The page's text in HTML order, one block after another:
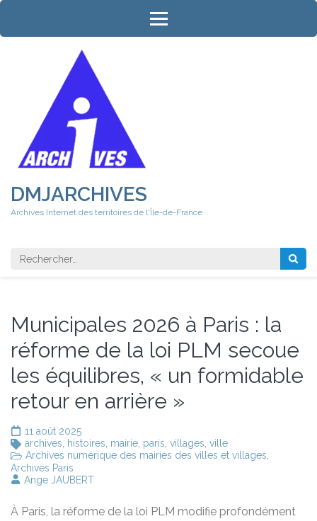
Aller
contenu
DMJARCHIVES
Archives Internet des territoires de l'Île-de-France
Rechercher
Municipales 2026 à Paris : la
réforme de la loi PLM secoue
les équilibres, « un formidable
retour en arrière »
11 août 2025
archives
histoires mairie paris villages ville
Archives numérique des mairies des villes et villages
Archives Paris
Ange JAUBERT
À Paris, la réforme de la loi PLM modifie profondément